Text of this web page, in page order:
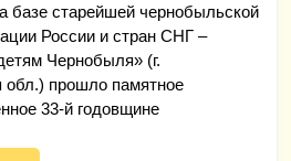
базе старейшей чернобыльской
России и стран СНГ –
Чернобыля» (г.
обл.) прошло памятное
33-й годовщине